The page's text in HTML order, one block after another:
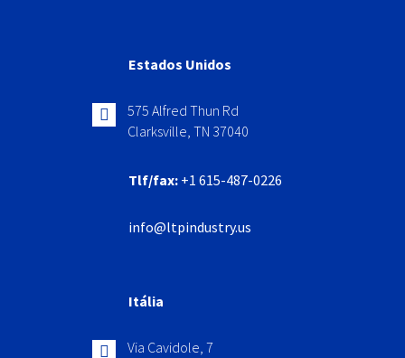
Estados Unidos
575 Alfred Thun Rd
Clarksville, TN 37040
Tlf/fax: +1 615-487-0226
info@ltpindustry.us
Itália
Via Cavidole, 7